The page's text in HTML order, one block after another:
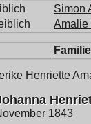
Simon
Amalie
Henriette
1843